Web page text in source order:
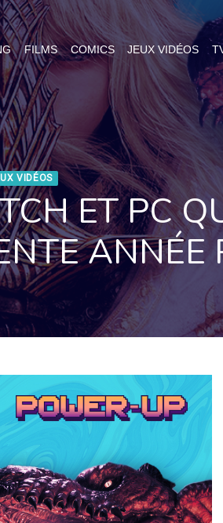
FILMS COMICS JEUX VIDÉOS
VIDÉOS
ET PC
ANNÉE